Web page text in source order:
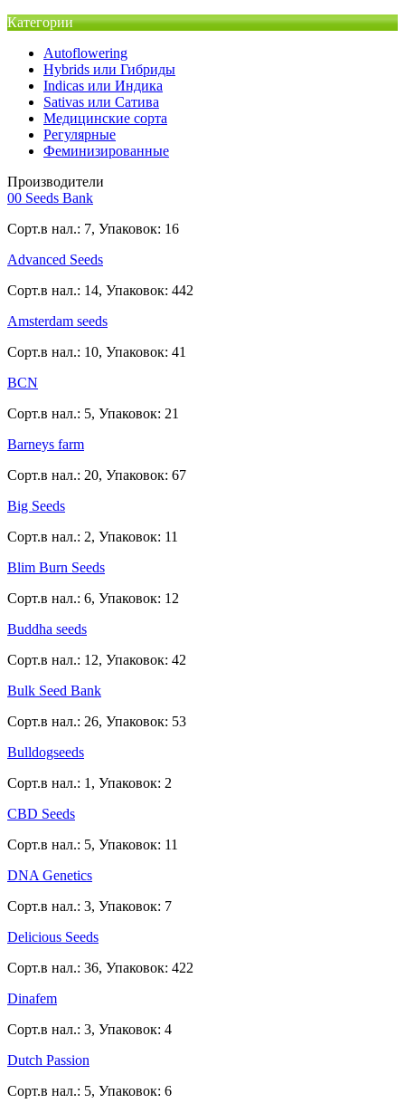
Категории
Autoflowering
Hybrids или Гибриды
Indicas или Индика
Sativas или Сатива
Медицинские сорта
Регулярные
Феминизированные
Производители
00 Seeds Bank
Сорт.в нал.: 7, Упаковок: 16
Advanced Seeds
Сорт.в нал.: 14, Упаковок: 442
Amsterdam seeds
Сорт.в нал.: 10, Упаковок: 41
BCN
Сорт.в нал.: 5, Упаковок: 21
Barneys farm
Сорт.в нал.: 20, Упаковок: 67
Big Seeds
Сорт.в нал.: 2, Упаковок: 11
Blim Burn Seeds
Сорт.в нал.: 6, Упаковок: 12
Buddha seeds
Сорт.в нал.: 12, Упаковок: 42
Bulk Seed Bank
Сорт.в нал.: 26, Упаковок: 53
Bulldogseeds
Сорт.в нал.: 1, Упаковок: 2
CBD Seeds
Сорт.в нал.: 5, Упаковок: 11
DNA Genetics
Сорт.в нал.: 3, Упаковок: 7
Delicious Seeds
Сорт.в нал.: 36, Упаковок: 422
Dinafem
Сорт.в нал.: 3, Упаковок: 4
Dutch Passion
Сорт.в нал.: 5, Упаковок: 6